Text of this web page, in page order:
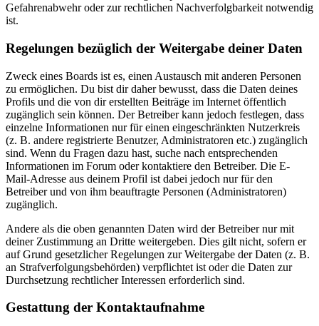
Gefahrenabwehr oder zur rechtlichen Nachverfolgbarkeit notwendig
ist.
Regelungen bezüglich der Weitergabe deiner Daten
Zweck eines Boards ist es, einen Austausch mit anderen Personen
zu ermöglichen. Du bist dir daher bewusst, dass die Daten deines
Profils und die von dir erstellten Beiträge im Internet öffentlich
zugänglich sein können. Der Betreiber kann jedoch festlegen, dass
einzelne Informationen nur für einen eingeschränkten Nutzerkreis
(z. B. andere registrierte Benutzer, Administratoren etc.) zugänglich
sind. Wenn du Fragen dazu hast, suche nach entsprechenden
Informationen im Forum oder kontaktiere den Betreiber. Die E-
Mail-Adresse aus deinem Profil ist dabei jedoch nur für den
Betreiber und von ihm beauftragte Personen (Administratoren)
zugänglich.
Andere als die oben genannten Daten wird der Betreiber nur mit
deiner Zustimmung an Dritte weitergeben. Dies gilt nicht, sofern er
auf Grund gesetzlicher Regelungen zur Weitergabe der Daten (z. B.
an Strafverfolgungsbehörden) verpflichtet ist oder die Daten zur
Durchsetzung rechtlicher Interessen erforderlich sind.
Gestattung der Kontaktaufnahme